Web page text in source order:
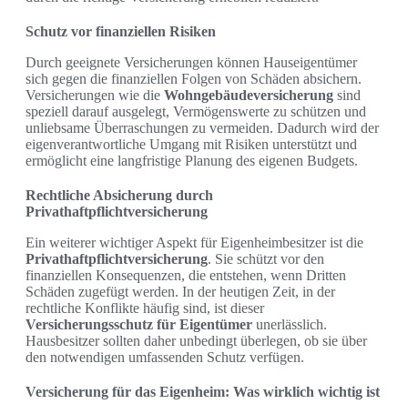
Schutz vor finanziellen Risiken
Durch geeignete Versicherungen können Hauseigentümer
sich gegen die finanziellen Folgen von Schäden absichern.
Versicherungen wie die Wohngebäudeversicherung sind
speziell darauf ausgelegt, Vermögenswerte zu schützen und
unliebsame Überraschungen zu vermeiden. Dadurch wird der
eigenverantwortliche Umgang mit Risiken unterstützt und
ermöglicht eine langfristige Planung des eigenen Budgets.
Rechtliche Absicherung durch
Privathaftpflichtversicherung
Ein weiterer wichtiger Aspekt für Eigenheimbesitzer ist die
Privathaftpflichtversicherung. Sie schützt vor den
finanziellen Konsequenzen, die entstehen, wenn Dritten
Schäden zugefügt werden. In der heutigen Zeit, in der
rechtliche Konflikte häufig sind, ist dieser
Versicherungsschutz für Eigentümer unerlässlich.
Hausbesitzer sollten daher unbedingt überlegen, ob sie über
den notwendigen umfassenden Schutz verfügen.
Versicherung für das Eigenheim: Was wirklich wichtig ist